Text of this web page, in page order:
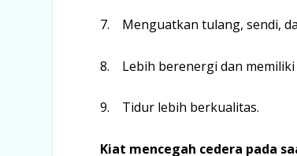
7. Menguatkan tulang, sendi,
8. Lebih berenergi dan memiliki
9. Tidur lebih berkualitas.
Kiat mencegah cedera pada